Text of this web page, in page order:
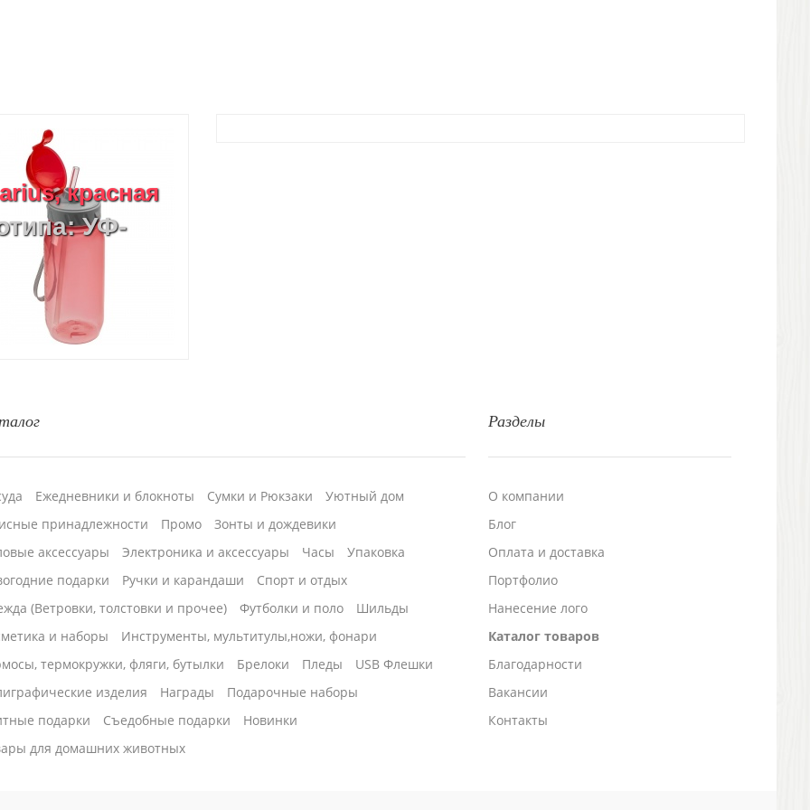
красная
УФ-
Разделы
О компании
Блог
Оплата и доставка
Портфолио
Нанесение лого
Каталог товаров
Благодарности
Вакансии
Контакты
Ежедневники и блокноты Сумки и Рюкзаки
Уютный дом
принадлежности
Промо
Зонты и дождевики
аксессуары
Электроника и аксессуары Часы
Упаковка
подарки
Ручки и карандаши
Спорт и отдых
(Ветровки, толстовки и прочее)
Футболки и поло
Шильды
и наборы
Инструменты, мультитулы,ножи, фонари
термокружки, фляги, бутылки
Брелоки Пледы
USB Флешки
изделия
Награды
Подарочные наборы
подарки
Cъедобные подарки
Новинки
для домашних животных